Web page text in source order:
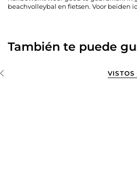
beachvolleybal en fietsen. Voor beiden
También te puede